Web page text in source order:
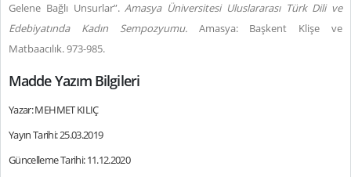
Gelene Bağlı Unsurlar”.Amasya Üniversitesi Uluslararası Türk Dili ve
Edebiyatında Kadın Sempozyumu. Amasya: Başkent Klişe ve
Matbaacılık. 973-985.
Madde Yazım Bilgileri
Yazar: MEHMET KILIÇ
Yayın Tarihi: 25.03.2019
Güncelleme Tarihi: 11.12.2020